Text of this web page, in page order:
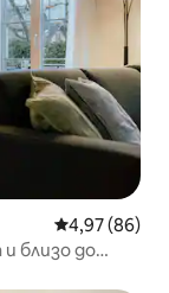
Средна
4,97 (86)
близо до